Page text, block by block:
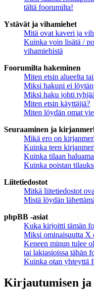
tältä foorumilta!
Ystävät ja vihamiehet
Mitä ovat kaveri ja
Kuinka voin lisätä /
vihamiehistä
Foorumilta hakeminen
Miten etsin alueelta
Miksi hakuni ei
Miksi haku johti
Miten etsin käyttäjiä?
Miten löydän omat
Seuraaminen ja
Mikä ero on
Kuinka teen
Kuinka tilaan
Kuinka poistan
Liitetiedostot
Mitkä liitetiedostot
Mistä löydän
phpBB -asiat
Kuka kirjoitti tämän
Miksi ominaisuutta X
Keneen minun tulee
tai lakiasioissa tähän
Kuinka otan yhteyttä
Kirjautumisen ja